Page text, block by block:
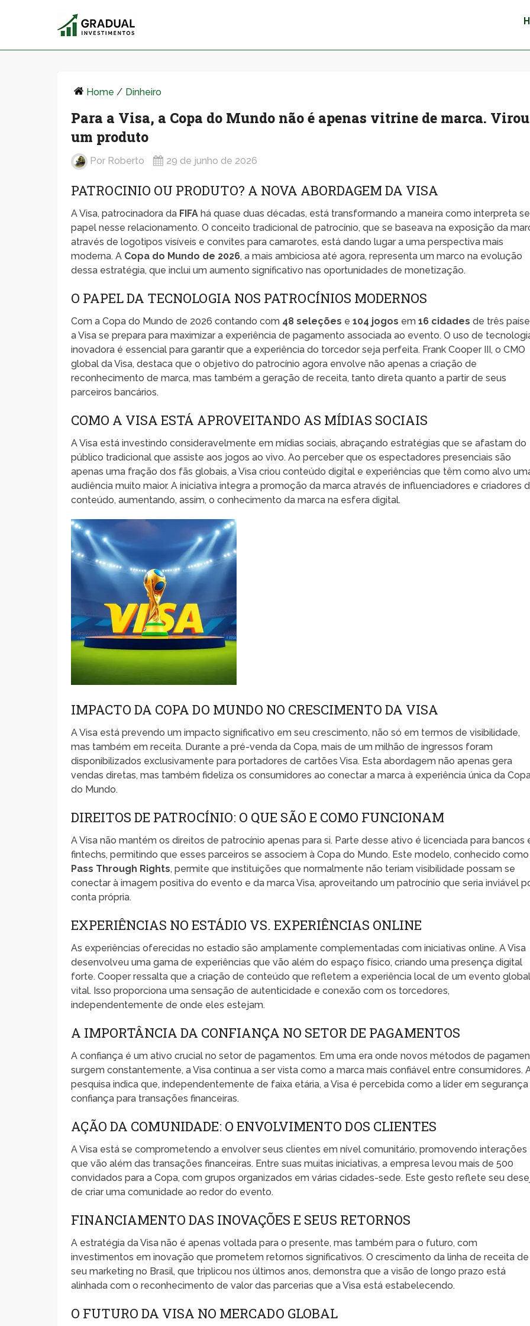
Home / Dinheiro
Para a Visa, a Copa do Mundo não é apenas vitrine de marca. Virou
um produto
Por Roberto 29 de junho de 2026
PATROCINIO OU PRODUTO? A NOVA ABORDAGEM DA VISA
A Visa, patrocinadora da FIFA há quase duas décadas, está transformando a maneira como interpreta
papel nesse relacionamento. O conceito tradicional de patrocínio, que se baseava na exposição da
através de logotipos visíveis e convites para camarotes, está dando lugar a uma perspectiva mais
moderna. A Copa do Mundo de 2026, a mais ambiciosa até agora, representa um marco na evolução
dessa estratégia, que inclui um aumento significativo nas oportunidades de monetização.
O PAPEL DA TECNOLOGIA NOS PATROCÍNIOS MODERNOS
Com a Copa do Mundo de 2026 contando com 48 seleções e104 jogos em16 cidades de três
a Visa se prepara para maximizar a experiência de pagamento associada ao evento. O uso de
inovadora é essencial para garantir que a experiência do torcedor seja perfeita. Frank Cooper III, o CMO
global da Visa, destaca que o objetivo do patrocínio agora envolve não apenas a criação de
reconhecimento de marca, mas também a geração de receita, tanto direta quanto a partir de seus
parceiros bancários.
COMO A VISA ESTÁ APROVEITANDO AS MÍDIAS SOCIAIS
A Visa está investindo consideravelmente em mídias sociais, abraçando estratégias que se afastam do
público tradicional que assiste aos jogos ao vivo. Ao perceber que os espectadores presenciais são
apenas uma fração dos fãs globais, a Visa criou conteúdo digital e experiências que têm como alvo
audiência muito maior. A iniciativa integra a promoção da marca através de influenciadores e criadores
conteúdo, aumentando, assim, o conhecimento da marca na esfera digital.
IMPACTO DA COPA DO MUNDO NO CRESCIMENTO DA VISA
A Visa está prevendo um impacto significativo em seu crescimento, não só em termos de visibilidade,
mas também em receita. Durante a pré-venda da Copa, mais de um milhão de ingressos foram
disponibilizados exclusivamente para portadores de cartões Visa. Esta abordagem não apenas gera
vendas diretas, mas também fideliza os consumidores ao conectar a marca à experiência única da
do Mundo.
DIREITOS DE PATROCÍNIO: O QUE SÃO E COMO FUNCIONAM
A Visa não mantém os direitos de patrocínio apenas para si. Parte desse ativo é licenciada para bancos
fintechs, permitindo que esses parceiros se associem à Copa do Mundo. Este modelo, conhecido como
Pass Through Rights, permite que instituições que normalmente não teriam visibilidade possam se
conectar à imagem positiva do evento e da marca Visa, aproveitando um patrocínio que seria inviável
conta própria.
EXPERIÊNCIAS NO ESTÁDIO VS. EXPERIÊNCIAS ONLINE
As experiências oferecidas no estadio são amplamente complementadas com iniciativas online. A Visa
desenvolveu uma gama de experiências que vão além do espaço físico, criando uma presença digital
forte. Cooper ressalta que a criação de conteúdo que refletem a experiência local de um evento
vital. Isso proporciona uma sensação de autenticidade e conexão com os torcedores,
independentemente de onde eles estejam.
A IMPORTÂNCIA DA CONFIANÇA NO SETOR DE PAGAMENTOS
A confiança é um ativo crucial no setor de pagamentos. Em uma era onde novos métodos de
surgem constantemente, a Visa continua a ser vista como a marca mais confiável entre consumidores.
pesquisa indica que, independentemente de faixa etária, a Visa é percebida como a líder em segurança
confiança para transações financeiras.
AÇÃO DA COMUNIDADE: O ENVOLVIMENTO DOS CLIENTES
A Visa está se comprometendo a envolver seus clientes em nível comunitário, promovendo interações
que vão além das transações financeiras. Entre suas muitas iniciativas, a empresa levou mais de 500
convidados para a Copa, com grupos organizados em várias cidades-sede. Este gesto reflete seu
de criar uma comunidade ao redor do evento.
FINANCIAMENTO DAS INOVAÇÕES E SEUS RETORNOS
A estratégia da Visa não é apenas voltada para o presente, mas também para o futuro, com
investimentos em inovação que prometem retornos significativos. O crescimento da linha de receita de
seu marketing no Brasil, que triplicou nos últimos anos, demonstra que a visão de longo prazo está
alinhada com o reconhecimento de valor das parcerias que a Visa está estabelecendo.
O FUTURO DA VISA NO MERCADO GLOBAL